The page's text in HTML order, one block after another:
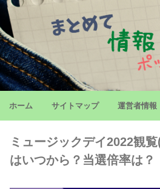
ホーム サイトマップ 運営者情報
ミュージックデイ2022観
はいつから？当選倍率は？